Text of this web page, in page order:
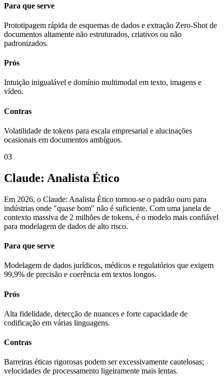
Para que serve
Prototipagem rápida de esquemas de dados e extração Zero-Shot de
documentos altamente não estruturados, criativos ou não
padronizados.
Prós
Intuição inigualável e domínio multimodal em texto, imagens e
vídeo.
Contras
Volatilidade de tokens para escala empresarial e alucinações
ocasionais em documentos ambíguos.
03
Claude: Analista Ético
Em 2026, o Claude: Analista Ético tornou-se o padrão ouro para
indústrias onde "quase bom" não é suficiente. Com uma janela de
contexto massiva de 2 milhões de tokens, é o modelo mais confiável
para modelagem de dados de alto risco.
Para que serve
Modelagem de dados jurídicos, médicos e regulatórios que exigem
99,9% de precisão e coerência em textos longos.
Prós
Alta fidelidade, detecção de nuances e forte capacidade de
codificação em várias linguagens.
Contras
Barreiras éticas rigorosas podem ser excessivamente cautelosas;
velocidades de processamento ligeiramente mais lentas.